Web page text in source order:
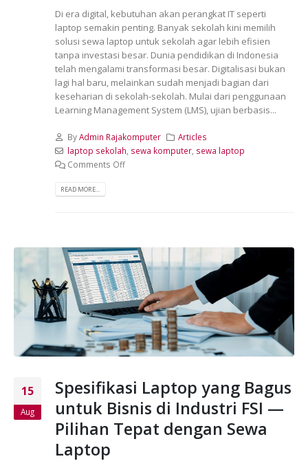
Di era digital, kebutuhan akan perangkat IT seperti
laptop semakin penting. Banyak sekolah kini memilih
solusi sewa laptop untuk sekolah agar lebih efisien
tanpa investasi besar. Dunia pendidikan di Indonesia
telah mengalami transformasi besar. Digitalisasi bukan
lagi hal baru, melainkan sudah menjadi bagian dari
keseharian di sekolah-sekolah. Mulai dari penggunaan
Learning Management System (LMS), ujian berbasis...
ByAdmin Rajakomputer
Articles
laptop sekolah sewa komputer, sewa laptop
Comments Off
READ MORE...
15
Aug
Spesifikasi Laptop yang Bagus
untuk Bisnis di Industri FSI —
Pilihan Tepat dengan Sewa
Laptop